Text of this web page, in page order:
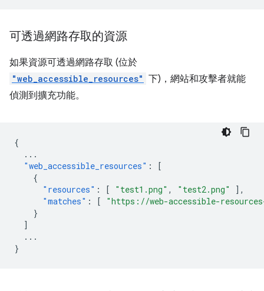
可透過網路存取的資源
如果資源可透過網路存取 (位於
"web_accessible_resources" 下)，網站和攻擊者就能
偵測到擴充功能。
{
...
"web_accessible_resources" :
[
{
"resources" : [ "test1.png" , "test2.png"
],
"matches" : [
"https://web-accessible-
}
]
...
}